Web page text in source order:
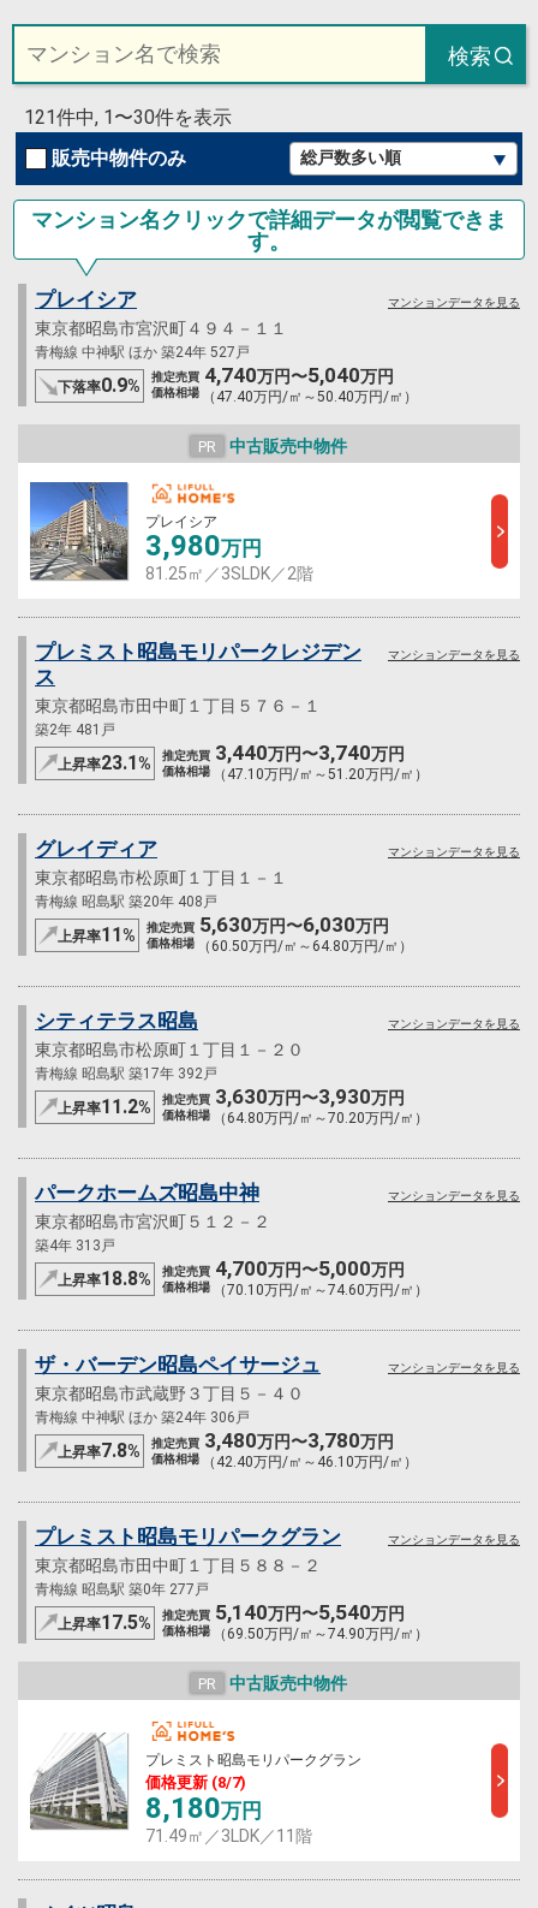
検索
121件中, 1〜30件を表示
販売中物件のみ
マンション名クリックで詳細データが閲覧できま
す。
プレイシア
東京都昭島市宮沢町４９４－１１
青梅線 中神駅 ほか 築24年 527戸
下落率0.9%
推定売買
価格相場
4,740万円〜5,040万円
（47.40万円/㎡～50.40万円/㎡）
マンションデータを見る
PR 中古販売中物件
プレイシア
3,980万円
81.25㎡／3SLDK／2階
プレミスト昭島モリパークレジデン
ス
東京都昭島市田中町１丁目５７６－１
築2年 481戸
上昇率23.1%
推定売買
価格相場
3,440万円〜3,740万円
（47.10万円/㎡～51.20万円/㎡）
マンションデータを見る
グレイディア
東京都昭島市松原町１丁目１－１
青梅線 昭島駅 築20年 408戸
上昇率11%
推定売買
価格相場
5,630万円〜6,030万円
（60.50万円/㎡～64.80万円/㎡）
マンションデータを見る
シティテラス昭島
東京都昭島市松原町１丁目１－２０
青梅線 昭島駅 築17年 392戸
上昇率11.2%
推定売買
価格相場
3,630万円〜3,930万円
（64.80万円/㎡～70.20万円/㎡）
マンションデータを見る
パークホームズ昭島中神
東京都昭島市宮沢町５１２－２
築4年 313戸
上昇率18.8%
推定売買
価格相場
4,700万円〜5,000万円
（70.10万円/㎡～74.60万円/㎡）
マンションデータを見る
ザ・バーデン昭島ペイサージュ
東京都昭島市武蔵野３丁目５－４０
青梅線 中神駅 ほか 築24年 306戸
上昇率7.8%
推定売買
価格相場
3,480万円〜3,780万円
（42.40万円/㎡～46.10万円/㎡）
マンションデータを見る
プレミスト昭島モリパークグラン
東京都昭島市田中町１丁目５８８－２
青梅線 昭島駅 築0年 277戸
上昇率17.5%
推定売買
価格相場
5,140万円〜5,540万円
（69.50万円/㎡～74.90万円/㎡）
マンションデータを見る
PR 中古販売中物件
プレミスト昭島モリパークグラン
価格更新 (8/7)
8,180万円
71.49㎡／3LDK／11階